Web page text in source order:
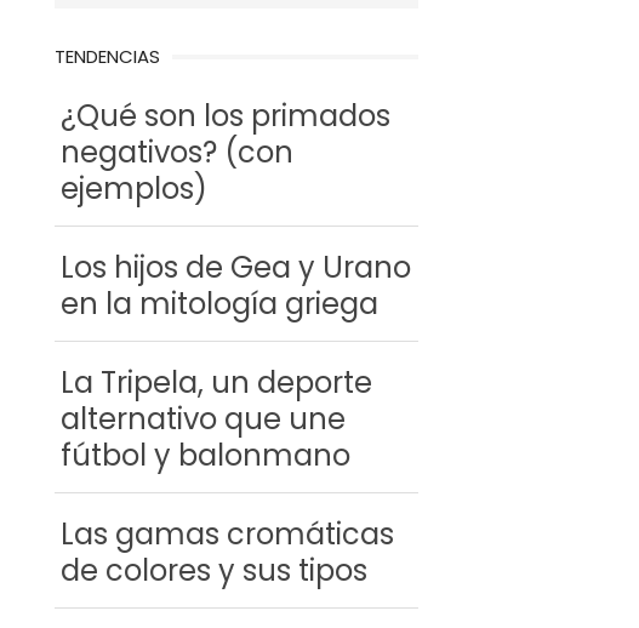
TENDENCIAS
¿Qué son los primados
negativos? (con
ejemplos)
Los hijos de Gea y Urano
en la mitología griega
La Tripela, un deporte
alternativo que une
fútbol y balonmano
Las gamas cromáticas
de colores y sus tipos